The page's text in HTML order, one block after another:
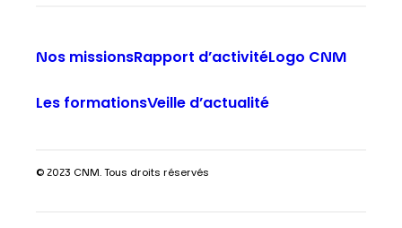
Nos missionsRapport d’activitéLogo CNM
Les formationsVeille d’actualité
© 2023 CNM. Tous droits réservés